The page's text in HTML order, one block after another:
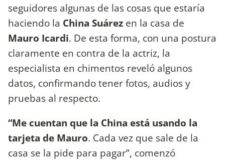
seguidores algunas de las cosas que estaría
haciendo la China Suárez en la casa de
Mauro Icardi. De esta forma, con una postura
claramente en contra de la actriz, la
especialista en chimentos reveló algunos
datos, confirmando tener fotos, audios y
pruebas al respecto.
“Me cuentan que la China está usando la
tarjeta de Mauro. Cada vez que sale de la
casa se la pide para pagar”, comenzó